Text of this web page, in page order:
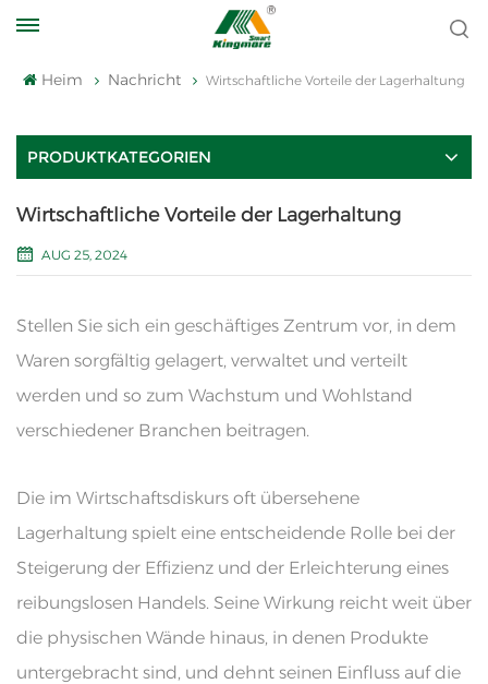
Heim Nachricht Wirtschaftliche Vorteile der Lagerhaltung
PRODUKTKATEGORIEN
Wirtschaftliche Vorteile der Lagerhaltung
AUG 25, 2024
Stellen Sie sich ein geschäftiges Zentrum vor, in dem
Waren sorgfältig gelagert, verwaltet und verteilt
werden und so zum Wachstum und Wohlstand
verschiedener Branchen beitragen.
Die im Wirtschaftsdiskurs oft übersehene
Lagerhaltung spielt eine entscheidende Rolle bei der
Steigerung der Effizienz und der Erleichterung eines
reibungslosen Handels. Seine Wirkung reicht weit über
die physischen Wände hinaus, in denen Produkte
untergebracht sind, und dehnt seinen Einfluss auf die